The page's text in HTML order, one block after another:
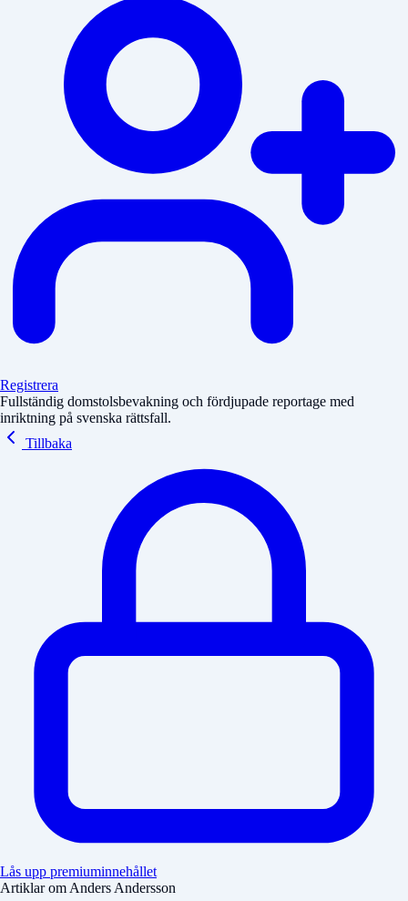
Registrera
Fullständig domstolsbevakning och fördjupade reportage med
inriktning på svenska rättsfall.
Tillbaka
Lås upp premiuminnehållet
Artiklar om Anders Andersson